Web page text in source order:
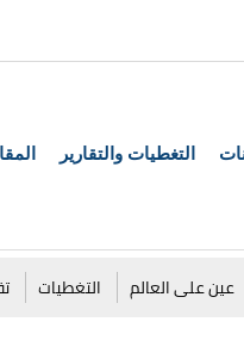
التغطيات والتقارير
عين على العالم التغطيات